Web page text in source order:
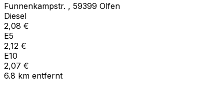
Funnenkampstr. , 59399 Olfen
Diesel
2,08 €
E5
2,12 €
E10
2,07 €
6.8 km entfernt